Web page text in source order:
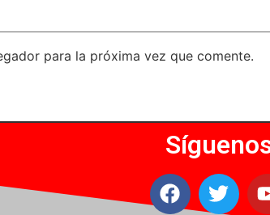
para la próxima vez que comente.